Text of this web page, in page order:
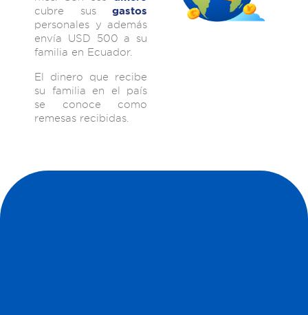
cubre sus gastos
personales y además
envía USD 500 a su
familia en Ecuador.
El dinero que recibe
su familia en el país
se conoce como
remesas recibidas.